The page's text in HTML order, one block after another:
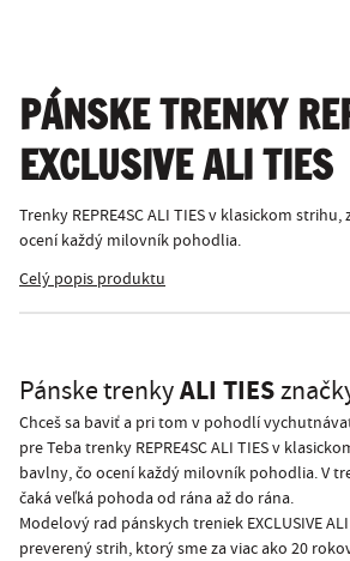
PÁNSKE TRENKY
EXCLUSIVE ALI TIES
Trenky REPRE4SC ALI TIES v klasickom
ocení každý milovník pohodlia.
Celý popis produktu
Pánske trenkyALI TIES
Chceš sa baviť a pri tom v pohodlí
pre Teba trenky REPRE4SC ALI TIES v
bavlny, čo ocení každý milovník pohodlia. V
čaká veľká pohoda od rána až do rána.
Modelový rad pánskych treniek EXCLUSIVE
preverený strih, ktorý sme za viac ako 20